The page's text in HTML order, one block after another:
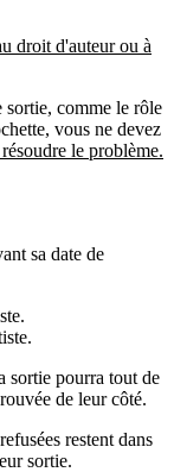
droit d'auteur ou à
sortie, comme le rôle
vous ne devez
le problème.
sa date de
sortie pourra tout de
de leur côté.
restent dans
sortie.